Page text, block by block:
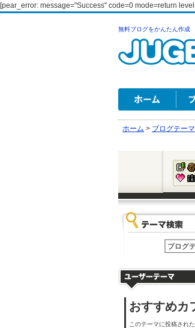
[pear_error: message="Success" code=0 mode=return
無料ブログをかんたん作成
ホーム > ブログテーマ
おすすめカ
このテーマに投稿され